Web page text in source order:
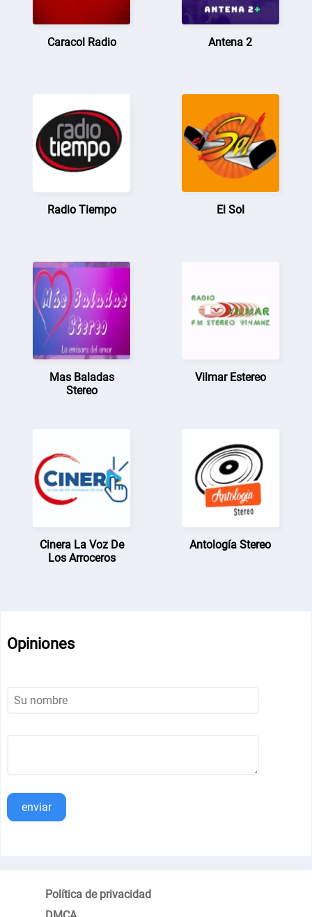
Caracol Radio Antena 2
Radio Tiempo El Sol
Mas Baladas
Stereo
Vilmar Estereo
Cinera La Voz De
Los Arroceros
Antología Stereo
Opiniones
enviar
Política de privacidad